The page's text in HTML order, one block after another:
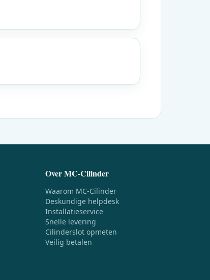
Over MC-Cilinder
Waarom MC-Cilinder
Deskundige helpdesk
Installatieservice
Snelle levering
Cilinderslot opmeten
Veilig betalen